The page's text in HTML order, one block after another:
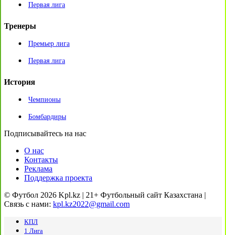
Первая лига
Тренеры
Премьер лига
Первая лига
История
Чемпионы
Бомбардиры
Подписывайтесь на нас
О нас
Контакты
Реклама
Поддержка проекта
© Футбол 2026 Kpl.kz | 21+ Футбольный сайт Казахстана |
Связь с нами: kpl.kz2022@gmail.com
КПЛ
1 Лига